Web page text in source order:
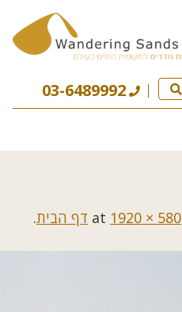
03-6489992
1920 × 580 דף הבית.